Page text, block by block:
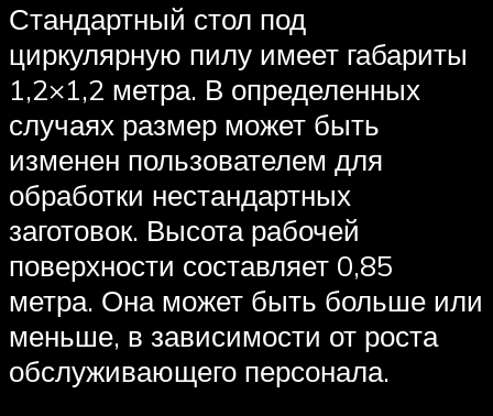
Стандартный стол под
циркулярную пилу имеет габариты
1,2×1,2 метра. В определенных
случаях размер может быть
изменен пользователем для
обработки нестандартных
заготовок. Высота рабочей
поверхности составляет 0,85
метра. Она может быть больше или
меньше, в зависимости от роста
обслуживающего персонала.